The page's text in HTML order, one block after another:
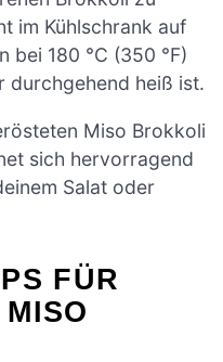
im Kühlschrank auf
bei 180 °C (350 °F)
durchgehend heiß ist.
Miso Brokkoli
sich hervorragend
Salat oder
FÜR